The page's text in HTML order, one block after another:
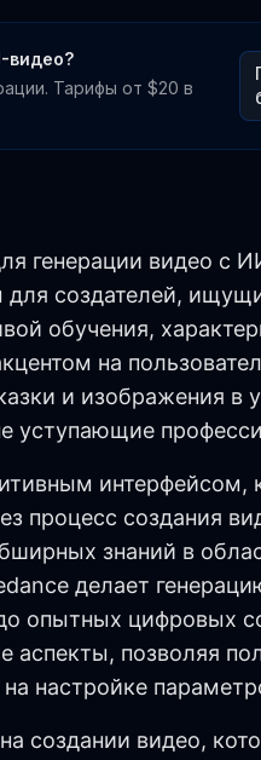
видео?
Тарифы от $20 в
генерации видео с
создателей,
обучения,
на
и изображения в
уступающие
интерфейсом,
процесс создания
знаний в
делает
опытных цифровых
аспекты, позволяя
настройке
создании видео,